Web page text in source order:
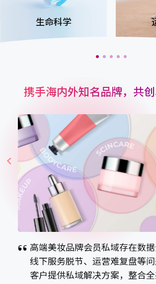
运动户外
携手海内外知名品牌，共
高端运动户外品牌存在导购执
上线下业绩归属不清、数据割
等问题。联蔚为某滑雪品牌提